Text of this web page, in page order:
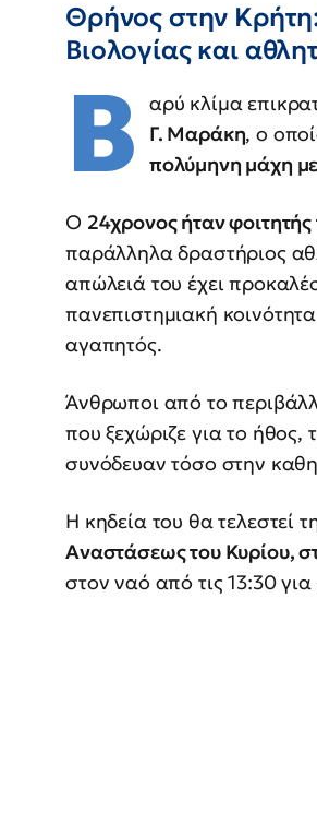
Θρήνος στην
Βιολογίας και
Β αρύ κλίμα
Γ. Μαράκη, ο
πολύμηνη μάχη
Ο 24χρονος ήταν
παράλληλα δραστήριος
απώλειά του έχει
πανεπιστημιακή
αγαπητός.
Άνθρωποι από το
που ξεχώριζε για το ήθος,
συνόδευαν τόσο στην
Η κηδεία του θα τελεστεί
Αναστάσεως του Κυρίου,
στον ναό από τις 13:30